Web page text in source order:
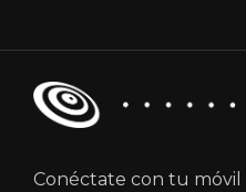
Conéctate con tu móvil